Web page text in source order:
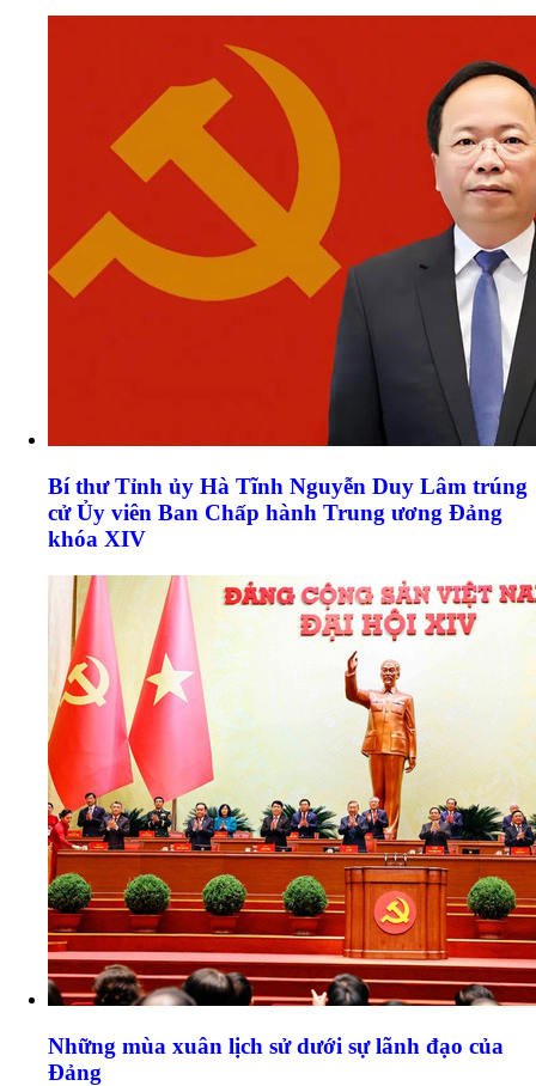
Bí thư Tỉnh ủy Hà Tĩnh Nguyễn Duy Lâm trúng
cử Ủy viên Ban Chấp hành Trung ương Đảng
khóa XIV
Những mùa xuân lịch sử dưới sự lãnh đạo của
Đảng